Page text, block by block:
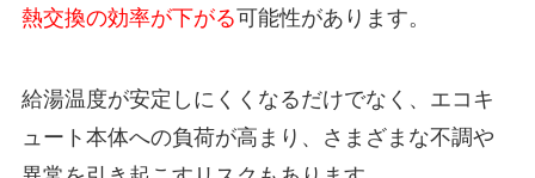
熱交換の効率が下がる可能性があります。
給湯温度が安定しにくくなるだけでなく、エコキ
ュート本体への負荷が高まり、さまざまな不調や